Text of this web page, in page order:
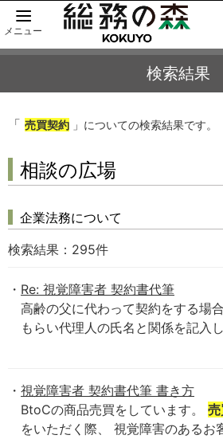
メニュー
検索結果
「 売買契約 」についての検索結果です。
相談の広場
企業法務について
検索結果： 295件
Re: 視覚障害者 契約書代筆
高齢の父に代わって契約をする場
もらい代理人の氏名と関係を記入
視覚障害者 契約書代筆 書き方
BtoCの商品売買をしています。
をいただく際、 視覚障害のあるお